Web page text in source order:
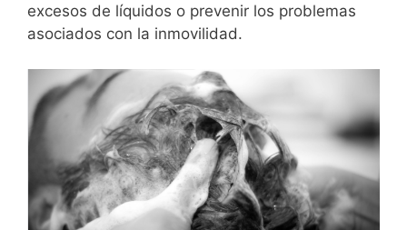
excesos de líquidos o prevenir los problemas
asociados con la inmovilidad.